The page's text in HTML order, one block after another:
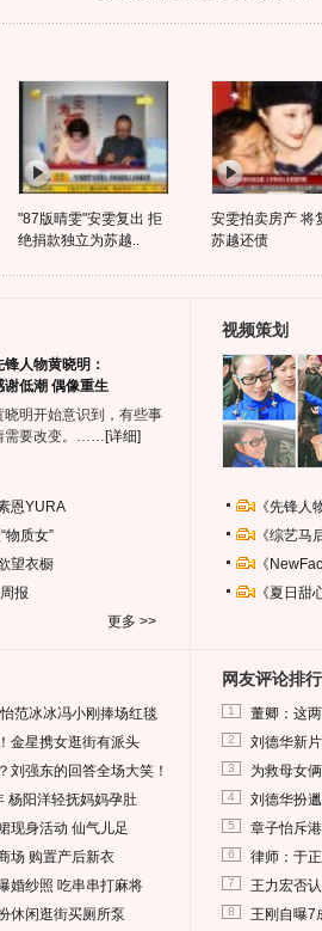
"87版晴雯"安雯复出 拒
绝捐款独立为苏越..
安雯拍卖房产 将
苏越还债
锋人物黄晓明：
谢低潮 偶像重生
晓明开始意识到，有些事
需要改变。…… [详细]
恩YURA
物质女”
望衣橱
报
更多 >>
视频策划
《先锋
《综艺
《
《夏日
范冰冰冯小刚捧场红毯
金星携女逛街有派头
刘强东的回答全场大笑！
杨阳洋轻抚妈妈孕肚
现身活动 仙气儿足
场 购置产后新衣
婚纱照 吃串串打麻将
休闲逛街买厕所泵
网友评论排行
1 董卿：这
2 刘德华新
3 为救母女
4 刘德华扮
5 章子怡斥
6 律师：于
7 王力宏否
8 王刚自曝7